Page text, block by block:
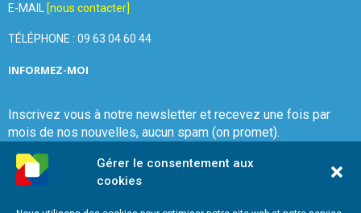
Gérer le consentement aux
cookies
E-MAIL [nous contacter]
TÉLÉPHONE : 09 63 04 60 44
INFORMEZ-MOI
Inscrivez vous à notre newsletter et recevez une fois par
mois de nos nouvelles, aucun spam (on promet).